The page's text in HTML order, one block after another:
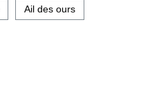
Ail des ours